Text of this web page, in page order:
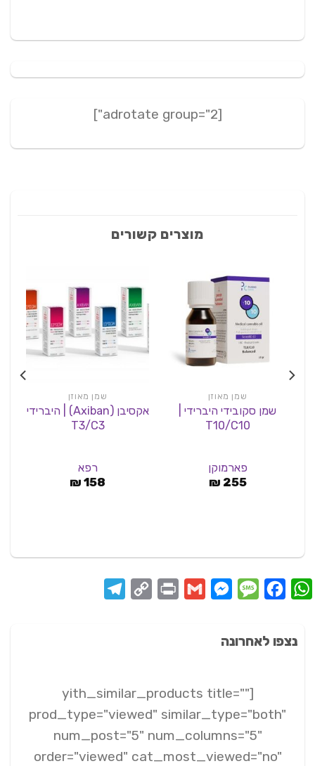
מוצרים קשורים
שמן מאוזן
שמן סקובידי היברידי |
T10/C10
פארמוקן
255
₪
שמן מאוזן
אקסיבן (Axiban) | היברידי
T3/C3
רפא
158
₪
WhatsApp
Facebook
Message
Messenger
Gmail
Print
Copy
Telegram
נצפו לאחרונה
[yith_similar_products title=""
prod_type="viewed" similar_type="both"
num_post="5" num_columns="5"
order="viewed" cat_most_viewed="no"